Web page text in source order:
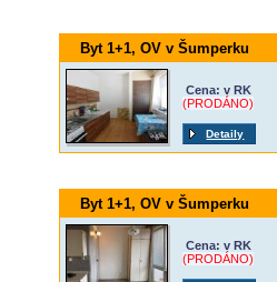
Byt 1+1, OV v Šumperku
Cena: v RK
(PRODÁNO)
Detaily
Byt 1+1, OV v Šumperku
Cena: v RK
(PRODÁNO)